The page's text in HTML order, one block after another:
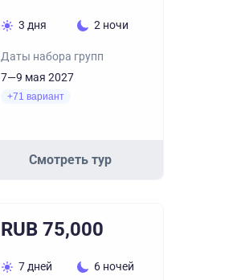
3 дня 2 ночи
Даты набора групп
7—9 мая 2027
+71 вариант
Смотреть тур
RUB 75,000
7 дней 6 ночей